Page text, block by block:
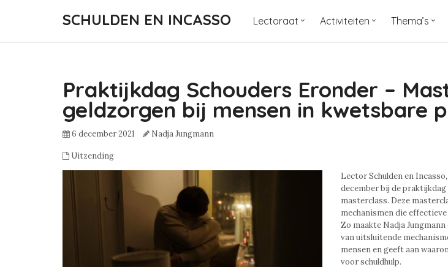
SCHULDEN EN INCASSO Lectoraat Activiteiten Thema’s
Praktijkdag Schouders Eronder –
geldzorgen bij mensen in kwetsbare
6 december 2021 Nadja Jungmann
Uitzending
Lector Schulden en
december bij de
masterclass. Deze
mechanismen die
Zo maakte Nadja
van uitsluitende
mensen en geeft aan
voor schuldhulp.